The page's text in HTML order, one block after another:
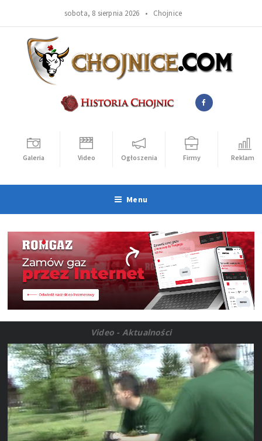
sobota, 8 sierpnia 2026 • Chojnice
Galeria Video Ogłoszenia Firmy Reklama
Menu
Video - Aktualności